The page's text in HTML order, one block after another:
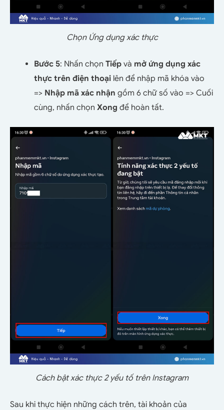
Chọn Ứng dụng xác thực
Bước 5: Nhấn chọn Tiếp và mở ứng dụng xác
thực trên điện thoại lên để nhập mã khóa vào
=> Nhập mã xác nhận gồm 6 chữ số vào => Cuối
cùng, nhấn chọn Xong để hoàn tất.
Cách bật xác thực 2 yếu tố trên Instagram
Sau khi thực hiện những cách trên, tài khoản của